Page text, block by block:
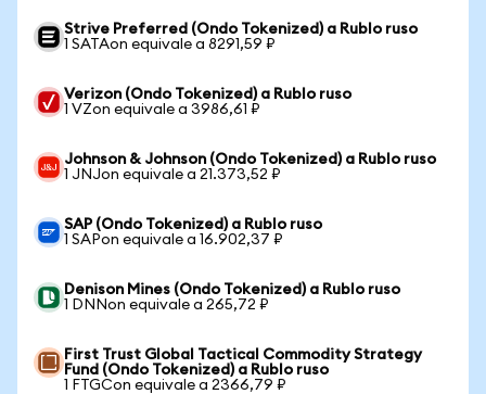
Strive Preferred (Ondo Tokenized) a Rublo ruso
1 SATAon equivale a 8291,59 ₽
Verizon (Ondo Tokenized) a Rublo ruso
1 VZon equivale a 3986,61 ₽
Johnson & Johnson (Ondo Tokenized) a Rublo ruso
1 JNJon equivale a 21.373,52 ₽
SAP (Ondo Tokenized) a Rublo ruso
1 SAPon equivale a 16.902,37 ₽
Denison Mines (Ondo Tokenized) a Rublo ruso
1 DNNon equivale a 265,72 ₽
First Trust Global Tactical Commodity Strategy
Fund (Ondo Tokenized) a Rublo ruso
1 FTGCon equivale a 2366,79 ₽